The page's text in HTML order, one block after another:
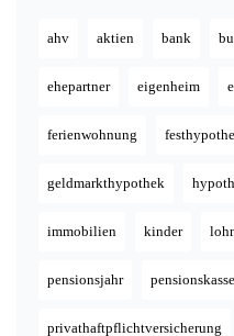
ahv aktien bank
ehepartner eigenheim
ferienwohnung
geldmarkthypothek
immobilien kinder
pensionsjahr pensionskasse
privathaftpflichtversicherung